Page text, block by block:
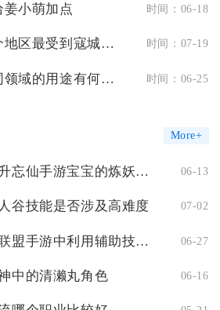
小萌加点 时间：06-18
二战风云二战中哪个地区最受到寇城的影响 时间：07-19
攻城掠地木材在不同领域的用途有何不同 时间：06-25
More+
如何快速提升忘仙手游宝宝的炼妖等级 06-13
谷技能是否涉及高难度 07-02
如何在英雄联盟手游中利用辅助技巧获得胜利 06-27
中的清濑丸角色 06-16